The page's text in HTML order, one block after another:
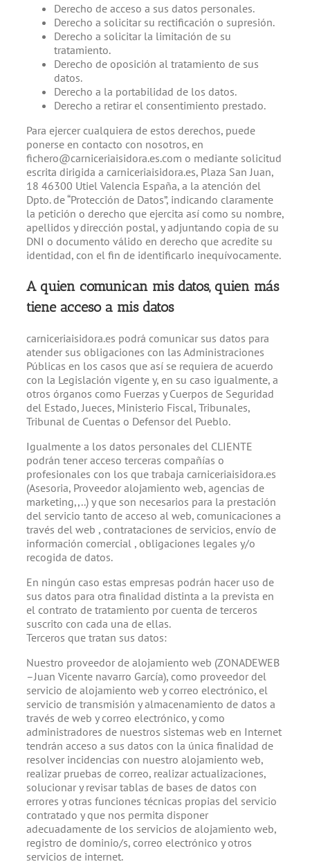
Derecho de acceso a sus datos personales.
Derecho a solicitar su rectificación o supresión.
Derecho a solicitar la limitación de su
tratamiento.
Derecho de oposición al tratamiento de sus
datos.
Derecho a la portabilidad de los datos.
Derecho a retirar el consentimiento prestado.
Para ejercer cualquiera de estos derechos, puede
ponerse en contacto con nosotros, en
fichero@carniceriaisidora.es.com o mediante solicitud
escrita dirigida a carniceriaisidora.es, Plaza San Juan,
18 46300 Utiel Valencia España, a la atención del
Dpto. de “Protección de Datos”, indicando claramente
la petición o derecho que ejercita así como su nombre,
apellidos y dirección postal, y adjuntando copia de su
DNI o documento válido en derecho que acredite su
identidad, con el fin de identificarlo inequívocamente.
A quien comunican mis datos, quien más
tiene acceso a mis datos
carniceriaisidora.es podrá comunicar sus datos para
atender sus obligaciones con las Administraciones
Públicas en los casos que así se requiera de acuerdo
con la Legislación vigente y, en su caso igualmente, a
otros órganos como Fuerzas y Cuerpos de Seguridad
del Estado, Jueces, Ministerio Fiscal, Tribunales,
Tribunal de Cuentas o Defensor del Pueblo.
Igualmente a los datos personales del CLIENTE
podrán tener acceso terceras compañías o
profesionales con los que trabaja carniceriaisidora.es
(Asesoria, Proveedor alojamiento web, agencias de
marketing,,..) y que son necesarios para la prestación
del servicio tanto de acceso al web, comunicaciones a
través del web , contrataciones de servicios, envío de
información comercial , obligaciones legales y/o
recogida de datos.
En ningún caso estas empresas podrán hacer uso de
sus datos para otra finalidad distinta a la prevista en
el contrato de tratamiento por cuenta de terceros
suscrito con cada una de ellas.
Terceros que tratan sus datos:
Nuestro proveedor de alojamiento web (ZONADEWEB
–Juan Vicente navarro García), como proveedor del
servicio de alojamiento web y correo electrónico, el
servicio de transmisión y almacenamiento de datos a
través de web y correo electrónico, y como
administradores de nuestros sistemas web en Internet
tendrán acceso a sus datos con la única finalidad de
resolver incidencias con nuestro alojamiento web,
realizar pruebas de correo, realizar actualizaciones,
solucionar y revisar tablas de bases de datos con
errores y otras funciones técnicas propias del servicio
contratado y que nos permita disponer
adecuadamente de los servicios de alojamiento web,
registro de dominio/s, correo electrónico y otros
servicios de internet.